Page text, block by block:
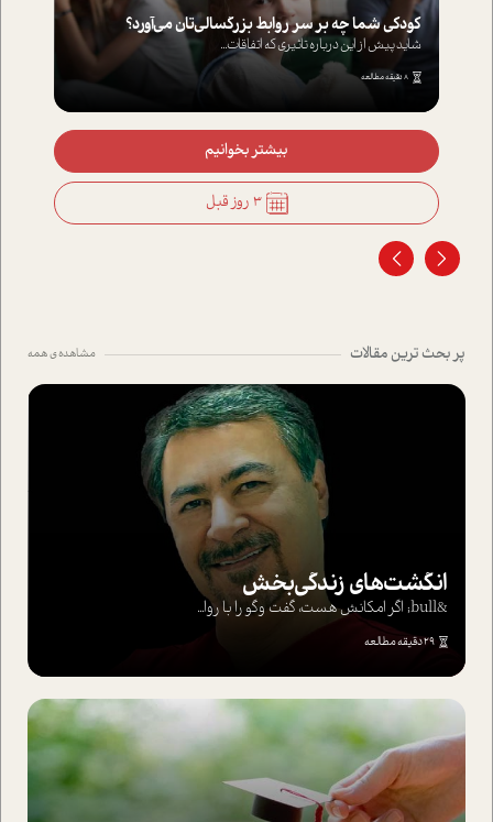
کودکی شما چه بر سر روابط بزرگسالی‌تان می‌آورد؟
شاید پیش از این درباره تاثیری که اتفاقات...
8 دقیقه مطالعه
بیشتر بخوانیم
3 روز قبل
پر بحث ترین مقالات مشاهده ی همه
انگشت‌های‌ زندگی‌بخش
&bull; اگر امکانش هست، گفت وگو را با روا...
29 دقیقه مطالعه